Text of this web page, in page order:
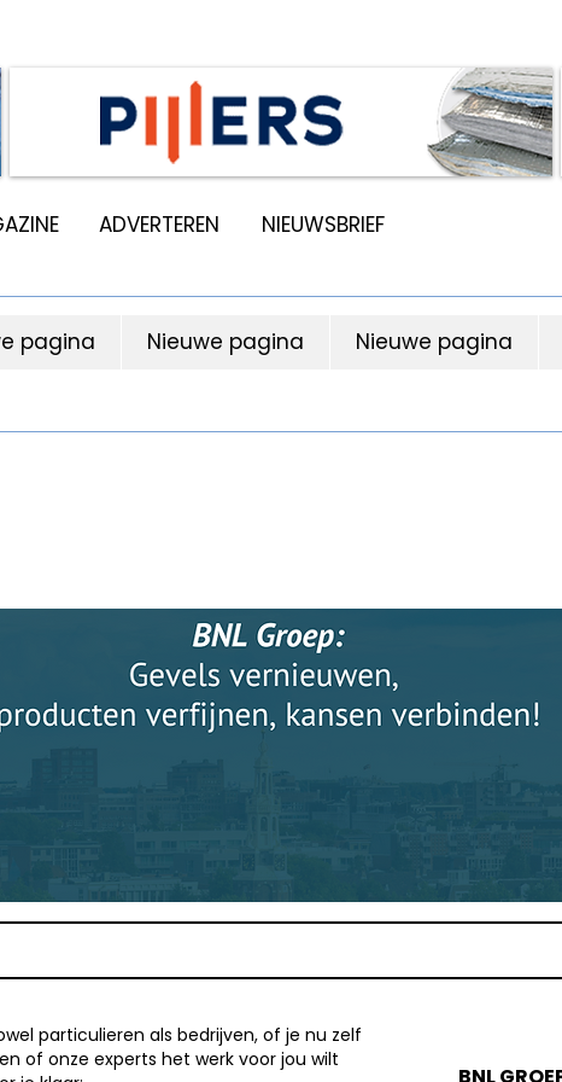
ADVERTEREN NIEUWSBRIEF
pagina Nieuwe pagina Nieuwe pagina
particulieren als bedrijven, of je nu zelf
of onze experts het werk voor jou wilt